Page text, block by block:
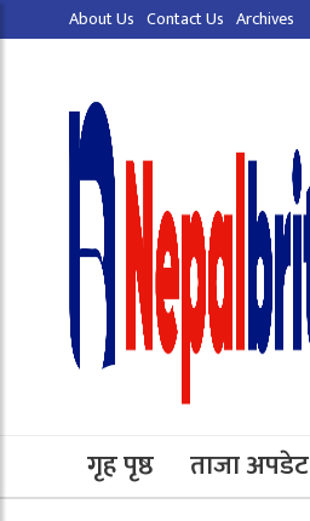
About Us Contact Us Archives
गृह पृष्ठ ताजा अपडेट